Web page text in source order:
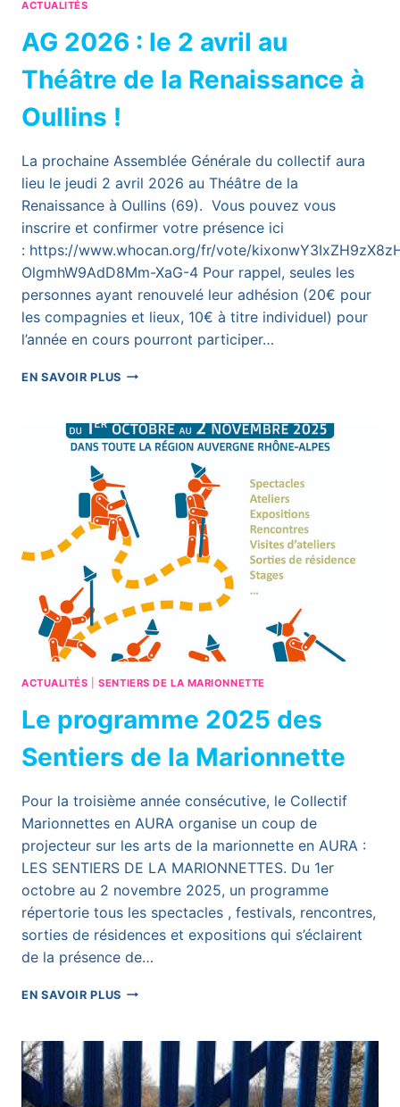
ACTUALITÉS
AG 2026 : le 2 avril au
Théâtre de la Renaissance à
Oullins !
La prochaine Assemblée Générale du collectif aura
lieu le jeudi 2 avril 2026 au Théâtre de la
Renaissance à Oullins (69). Vous pouvez vous
inscrire et confirmer votre présence ici
: https://www.whocan.org/fr/vote/
OlgmhW9AdD8Mm-XaG-4 Pour rappel, seules les
personnes ayant renouvelé leur adhésion (20€ pour
les compagnies et lieux, 10€ à titre individuel) pour
l’année en cours pourront participer…
EN SAVOIR PLUSAG
LE
2
THÉÂTRE
DE
LA
RENAISSANCE
À
OULLINS
ACTUALITÉS |SENTIERS DE LA MARIONNETTE
Le programme 2025 des
Sentiers de la Marionnette
Pour la troisième année consécutive, le Collectif
Marionnettes en AURA organise un coup de
projecteur sur les arts de la marionnette en AURA :
LES SENTIERS DE LA MARIONNETTES. Du 1er
octobre au 2 novembre 2025, un programme
répertorie tous les spectacles , festivals, rencontres,
sorties de résidences et expositions qui s’éclairent
de la présence de…
EN SAVOIR PLUSLE
DES
SENTIERS
DE
LA